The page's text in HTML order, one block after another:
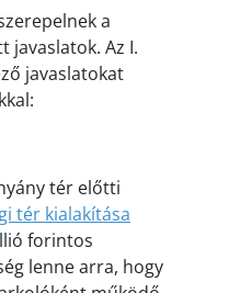
a
javaslatok. Az I.
javaslatokat
tér előtti
tér kialakítása
forintos
lenne arra, hogy